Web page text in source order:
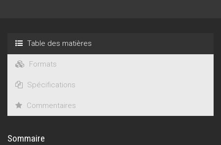
Table des matières
Formats
Spécifications
Commentaires
Sommaire